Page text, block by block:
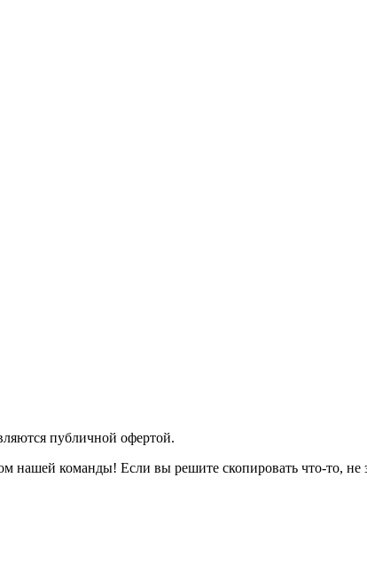
публичной офертой.
нашей команды! Если вы решите скопировать что-то, не